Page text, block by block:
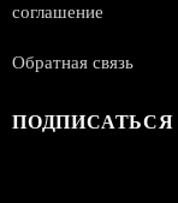
соглашение
Обратная связь
ПОДПИСАТЬСЯ